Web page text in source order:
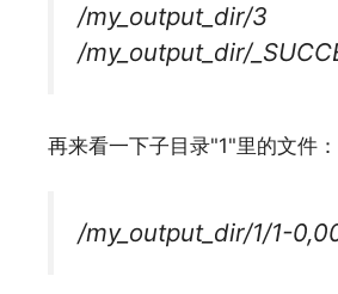
/my_output_dir/3
/my_output_dir/
再来看一下子目录"1"里的文件：
/my_output_dir/1/1-